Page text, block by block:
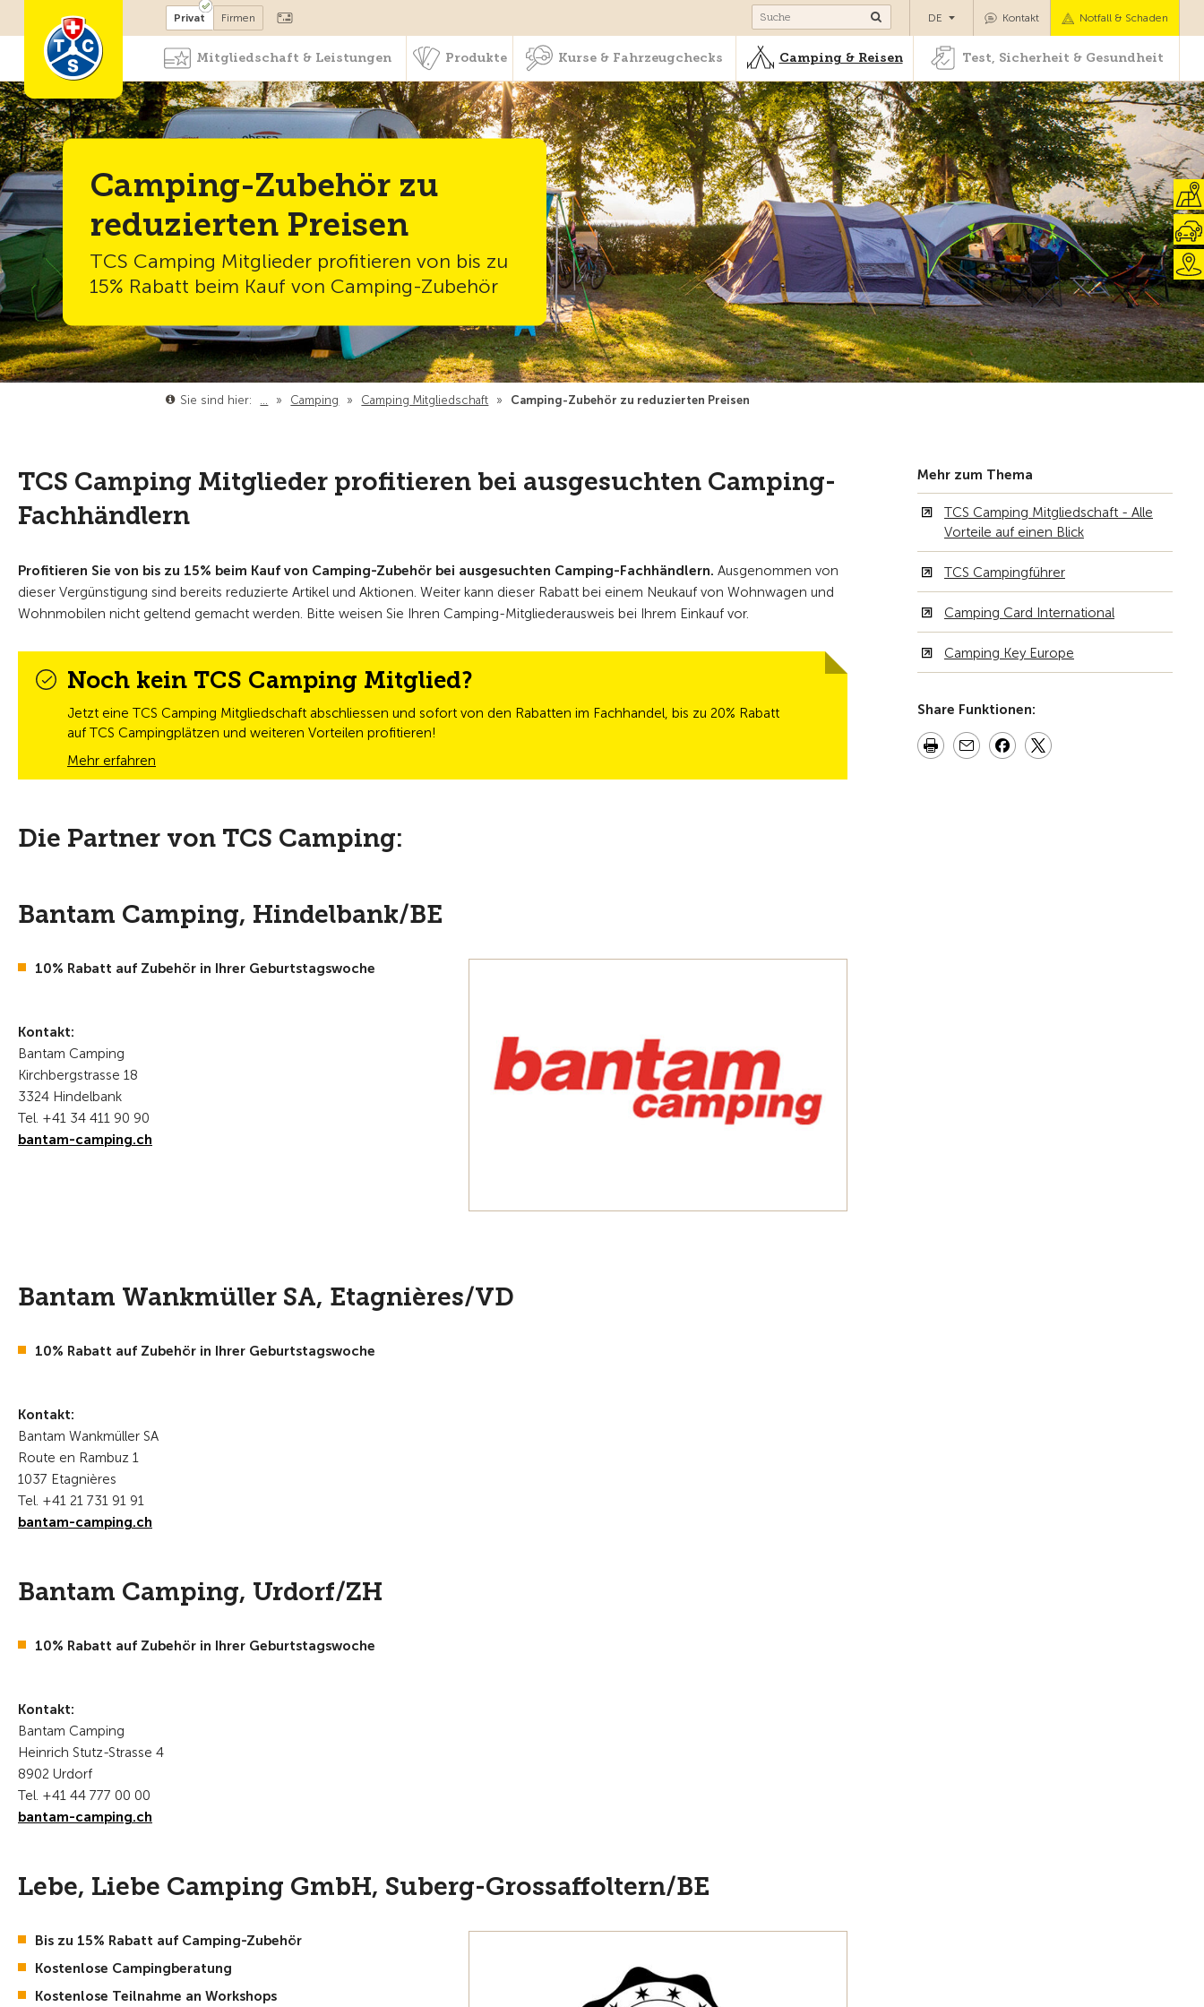
Mitglied werden Kurse & Fahrzeugchecks Camping & Reisen Test, Sicherheit & Gesundheit
Privat Firmen Kontakt Notfall & Schaden
DE
Mitgliedschaft & Leistungen Produkte Kurse & Fahrzeugchecks Camping & Reisen Test, Sicherheit & Gesundheit
Camping-Zubehör zu
reduzierten Preisen
TCS Camping Mitglieder profitieren von bis zu
15% Rabatt beim Kauf von Camping-Zubehör
Sie sind hier: … » Camping » Camping Mitgliedschaft » Camping-Zubehör zu reduzierten Preisen
TCS Camping Mitglieder profitieren bei ausgesuchten Camping-
Fachhändlern
Profitieren Sie von bis zu 15% beim Kauf von Camping-Zubehör bei ausgesuchten Camping-Fachhändlern. Ausgenommen von
dieser Vergünstigung sind bereits reduzierte Artikel und Aktionen. Weiter kann dieser Rabatt bei einem Neukauf von Wohnwagen und
Wohnmobilen nicht geltend gemacht werden. Bitte weisen Sie Ihren Camping-Mitgliederausweis bei Ihrem Einkauf vor.
Noch kein TCS Camping Mitglied?
Jetzt eine TCS Camping Mitgliedschaft abschliessen und sofort von den Rabatten im Fachhandel, bis zu 20% Rabatt
auf TCS Campingplätzen und weiteren Vorteilen profitieren!
Mehr erfahren
Die Partner von TCS Camping:
Bantam Camping, Hindelbank/BE
10% Rabatt auf Zubehör in Ihrer Geburtstagswoche
Kontakt:
Bantam Camping
Kirchbergstrasse 18
3324 Hindelbank
Tel. +41 34 411 90 90
bantam-camping.ch
Bantam Wankmüller SA, Etagnières/VD
10% Rabatt auf Zubehör in Ihrer Geburtstagswoche
Kontakt:
Bantam Wankmüller SA
Route en Rambuz 1
1037 Etagnières
Tel. +41 21 731 91 91
bantam-camping.ch
Bantam Camping, Urdorf/ZH
10% Rabatt auf Zubehör in Ihrer Geburtstagswoche
Kontakt:
Bantam Camping
Heinrich Stutz-Strasse 4
8902 Urdorf
Tel. +41 44 777 00 00
bantam-camping.ch
Lebe, Liebe Camping GmbH, Suberg-Grossaffoltern/BE
Bis zu 15% Rabatt auf Camping-Zubehör
Kostenlose Campingberatung
Kostenlose Teilnahme an Workshops
Mehr zum Thema
TCS Camping Mitgliedschaft - Alle
Vorteile auf einen Blick
TCS Campingführer
Camping Card International
Camping Key Europe
Share Funktionen: